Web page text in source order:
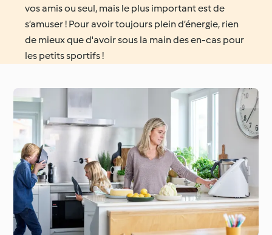
vos amis ou seul, mais le plus important est de
s’amuser ! Pour avoir toujours plein d’énergie, rien
de mieux que d'avoir sous la main des en-cas pour
les petits sportifs !